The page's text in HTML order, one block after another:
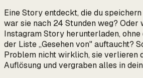
Eine Story entdeckt, die du
war sie nach 24 Stunden weg? Oder
Instagram Story herunterladen, ohne
der Liste „Gesehen von" auftaucht?
Problem nicht wirklich, sie verlieren
Auflösung und vergraben alles in